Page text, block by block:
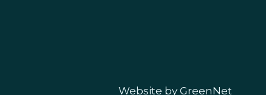
Website by GreenNet